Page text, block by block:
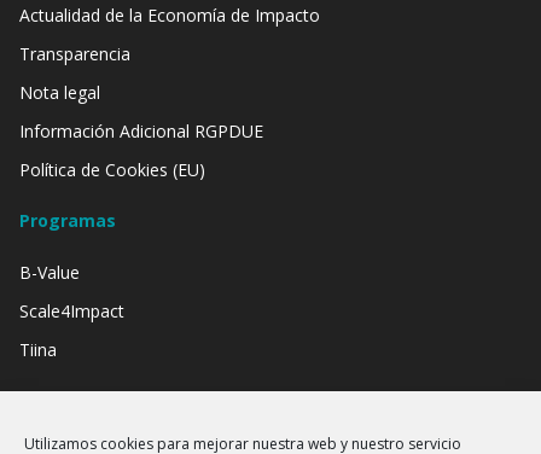
Utilizamos cookies para mejorar nuestra web y nuestro servicio
Actualidad de la Economía de Impacto
Transparencia
Nota legal
Información Adicional RGPDUE
Política de Cookies (EU)
Programas
B-Value
Scale4Impact
Tiina